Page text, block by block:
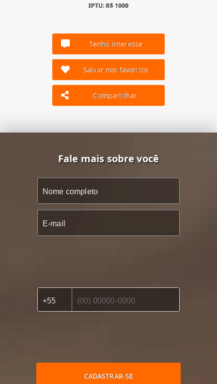
IPTU: R$ 1000
Tenho interesse
Salvar nos favoritos
Compartilhar
Fale mais sobre você
CADASTRAR-SE